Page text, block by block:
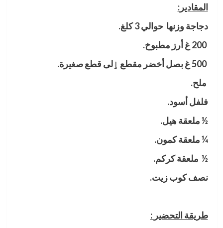
المقادير:
دجاجة وزنها حوالي 3 كلغ
.
200
غ أرز مطبوخ.
500
غ بصل أخضر مقطع ٳلى قطع صغيرة.
ملح.
فلفل أسود.
½ملعقة هيل.
¼ملعقة كمون.
½ ملعقة كركم.
نصف كوب زيت.
طريقة التحضير :